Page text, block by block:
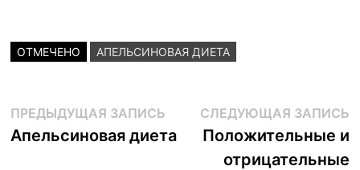
ОТМЕЧЕНО АПЕЛЬСИНОВАЯ ДИЕТА
Навигация
по
ПРЕДЫДУЩАЯ ЗАПИСЬПредыдущая
запись:
Апельсиновая диета
СЛЕДУЮЩАЯ ЗАПИСЬ
Положительные и
отрицательные